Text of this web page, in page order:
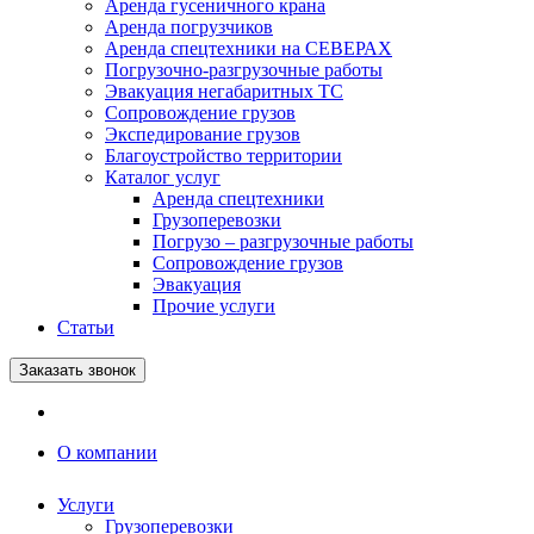
Аренда гусеничного крана
Аренда погрузчиков
Аренда спецтехники на СЕВЕРАХ
Погрузочно-разгрузочные работы
Эвакуация негабаритных ТС
Сопровождение грузов
Экспедирование грузов
Благоустройство территории
Каталог услуг
Аренда спецтехники
Грузоперевозки
Погрузо – разгрузочные работы
Сопровождение грузов
Эвакуация
Прочие услуги
Статьи
Заказать звонок
О компании
Услуги
Грузоперевозки